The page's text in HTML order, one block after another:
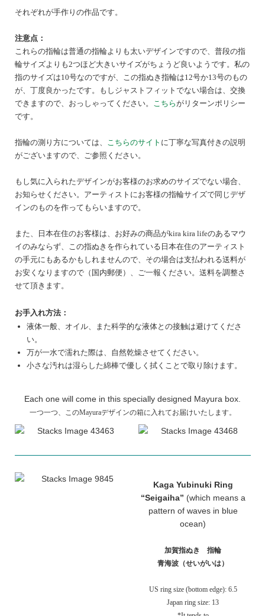
それぞれが手作りの作品です。
注意点：
これらの指輪は普通の指輪よりも太いデザインですので、普段の指
輪サイズよりも2つほど大きいサイズがちょうど良いようです。私の
指のサイズは10号なのですが、この指ぬき指輪は12号か13号のもの
が、丁度良かったです。もしジャストフィットでない場合は、交換
できますので、おっしゃってください。 こちらがリターンポリシー
です。
指輪の測り方については、 こちらのサイト に丁寧な写真付きの説明
がございますので、ご参照ください。
もし気に入られたデザインがお客様のお求めのサイズでない場合、
お知らせください。アーティストにお客様の指輪サイズで同じデザ
インのものを作ってもらいますので。
また、日本在住のお客様は、お好みの商品がkira kira lifeのあるマウ
イのみならず、この指ぬきを作られている日本在住のアーティスト
の手元にもあるかもしれませんので、その場合は支払われる送料が
お安くなりますので（国内郵便）、ご一報ください。送料を調整さ
せて頂きます。
お手入れ方法：
液体一般、オイル、また科学的な液体との接触は避けてくださ
い。
万が一水で濡れた際は、自然乾燥させてください。
小さな汚れは湿らした綿棒で優しく拭くことで取り除けます。
Each one will come in this specially designed Mayura box.
一つ一つ、このMayuraデザインの箱に入れてお届けいたします。
Kaga Yubinuki Ring
“Seigaiha” (which means a
pattern of waves in blue
ocean)
加賀指ぬき 指輪
青海波（せいがいは）
US ring size (bottom edge): 6.5
Japan ring size: 13